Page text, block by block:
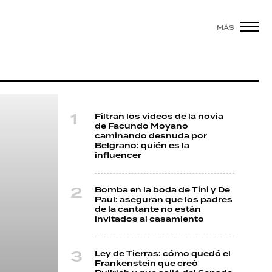
MÁS
Filtran los videos de la novia
de Facundo Moyano
caminando desnuda por
Belgrano: quién es la
influencer
Bomba en la boda de Tini y De
Paul: aseguran que los padres
de la cantante no están
invitados al casamiento
Ley de Tierras: cómo quedó el
Frankenstein que creó